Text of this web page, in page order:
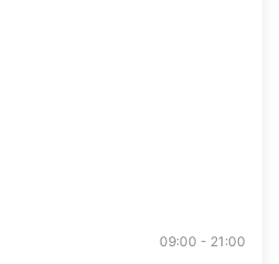
09:00 - 21:00